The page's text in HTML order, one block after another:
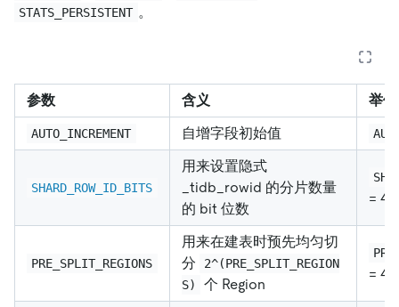
STATS_PERSISTENT 。
参数 含义 举例
AUTO_INCREMENT 自增字段初始值
SHARD_ROW_ID_BITS
用来设置隐式
_tidb_rowid 的分片数量
的 bit 位数
= 4
PRE_SPLIT_REGIONS
用来在建表时预先均匀切
分
2^(PRE_SPLIT_REGION
S)
个 Region
= 4